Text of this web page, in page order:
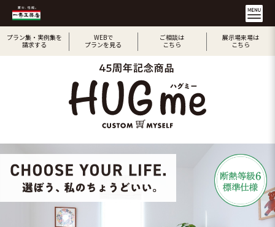
プラン集・実例集を
請求する
WEBで
プランを見る
ご相談は
こちら
展示場来場は
こちら